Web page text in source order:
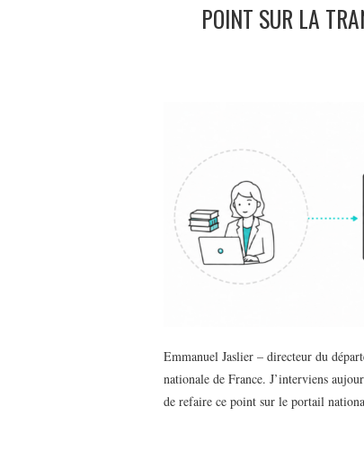
POINT SUR LA
Emmanuel Jaslier – directeur du
nationale de France. J’interviens
de refaire ce point sur le portail